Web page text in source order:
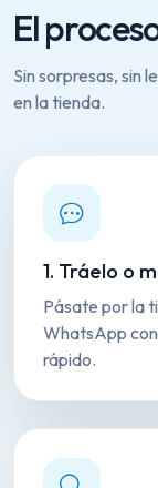
El
Sin sorpresas, sin
en la tienda.
1. Tráelo o
Pásate por la
WhatsApp
rápido.